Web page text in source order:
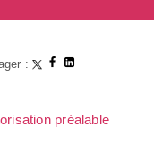
:
préalable